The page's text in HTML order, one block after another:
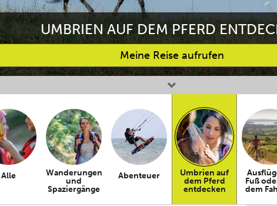
UMBRIEN AUF DEM PFERD
Meine Reise aufrufen
Alle
Wanderungen
und
Spaziergänge
Abenteuer
Umbrien auf
dem Pferd
entdecken
Fuß
dem